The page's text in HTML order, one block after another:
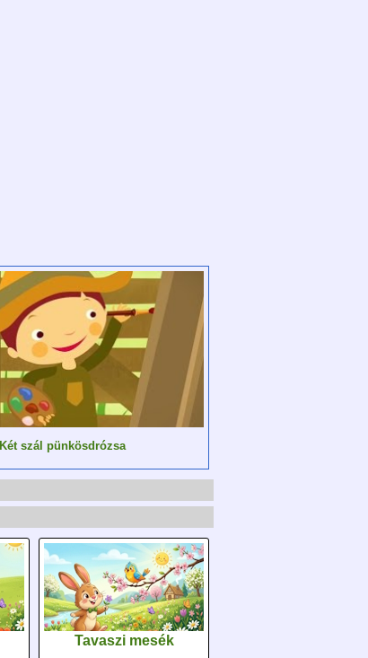
Két szál pünkösdrózsa
Tavaszi mesék